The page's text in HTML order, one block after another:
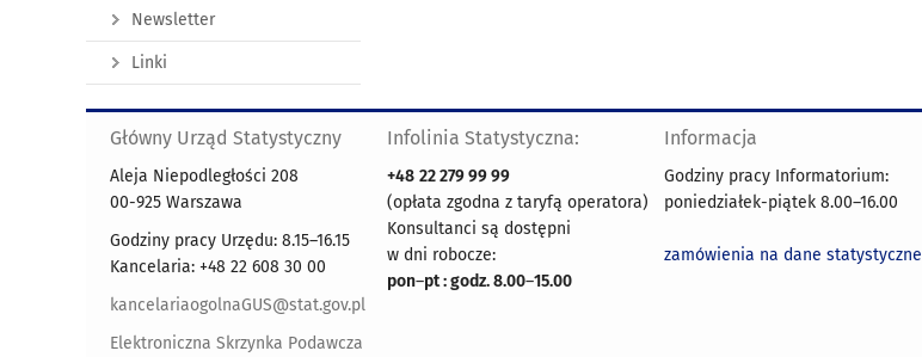
Newsletter
Linki
Główny Urząd Statystyczny
Aleja Niepodległości 208
00-925 Warszawa
Godziny pracy Urzędu: 8.15–16.15
Kancelaria: +48 22 608 30 00
kancelariaogolnaGUS@stat.gov.pl
Elektroniczna Skrzynka Podawcza
Infolinia Statystyczna:
+48 22 279 99 99
(opłata zgodna z taryfą operatora)
Konsultanci są dostępni
w dni robocze:
pon–pt : godz. 8.00–15.00
Informacja
Godziny pracy Informatorium:
poniedziałek-piątek 8.00–16.00
zamówienia na dane statystyczne